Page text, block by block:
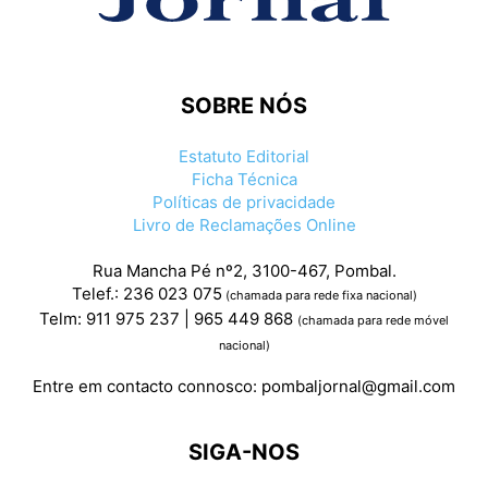
SOBRE NÓS
Estatuto Editorial
Ficha Técnica
Políticas de privacidade
Livro de Reclamações Online
Rua Mancha Pé nº2, 3100-467, Pombal.
Telef.: 236 023 075 (chamada para rede fixa nacional)
Telm: 911 975 237 | 965 449 868 (chamada para rede móvel
nacional)
Entre em contacto connosco: pombaljornal@gmail.com
SIGA-NOS